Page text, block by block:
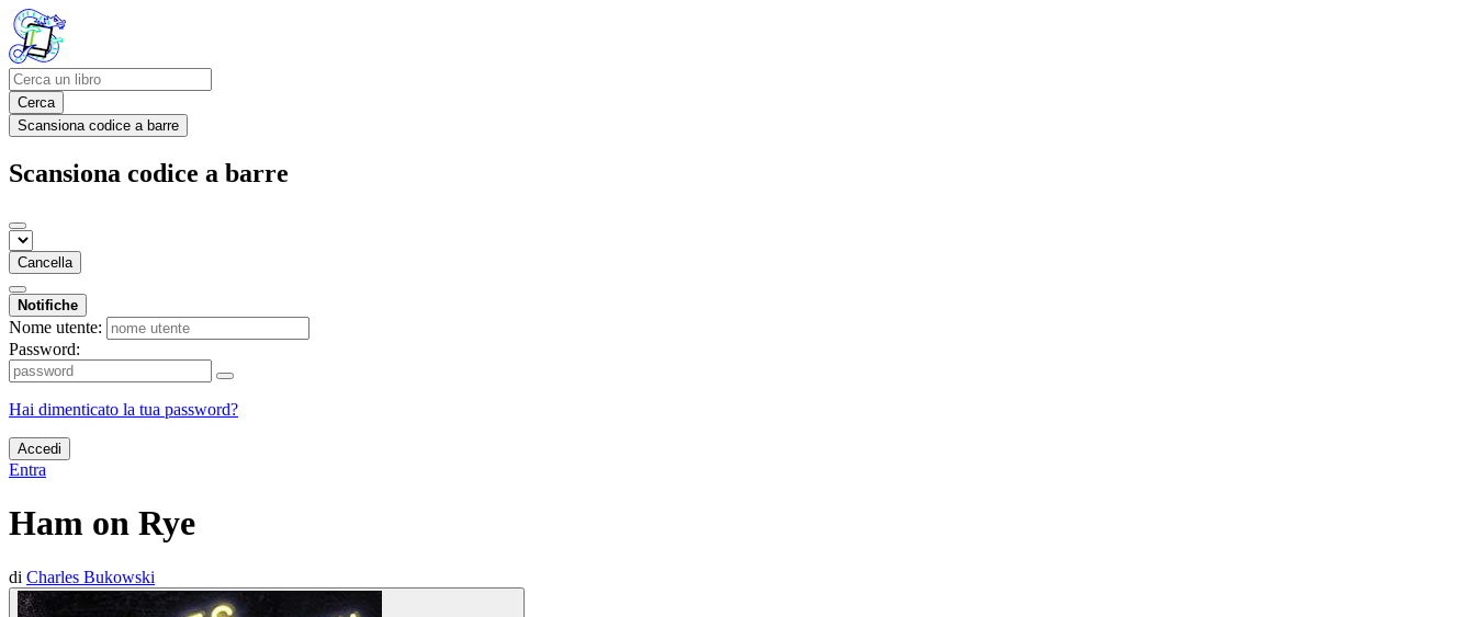
Cerca
Scansiona codice a barre
Scansiona codice a barre
Cancella
Notifiche
Nome utente:
Password:
Hai dimenticato la tua password?
Accedi
Entra
Ham on Rye
di Charles Bukowski